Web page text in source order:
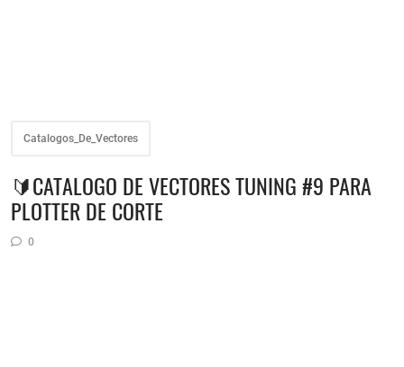
Catalogos_De_Vectores
🔰CATALOGO DE VECTORES TUNING #9 PARA
PLOTTER DE CORTE
0